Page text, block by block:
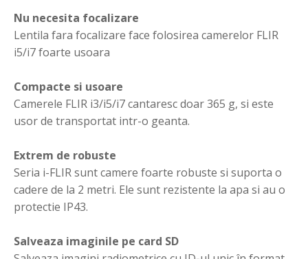
Nu necesita focalizare
Lentila fara focalizare face folosirea camerelor FLIR
i5/i7 foarte usoara
Compacte si usoare
Camerele FLIR i3/i5/i7 cantaresc doar 365 g, si este
usor de transportat intr-o geanta.
Extrem de robuste
Seria i-FLIR sunt camere foarte robuste si suporta o
cadere de la 2 metri. Ele sunt rezistente la apa si au o
protectie IP43.
Salveaza imaginile pe card SD